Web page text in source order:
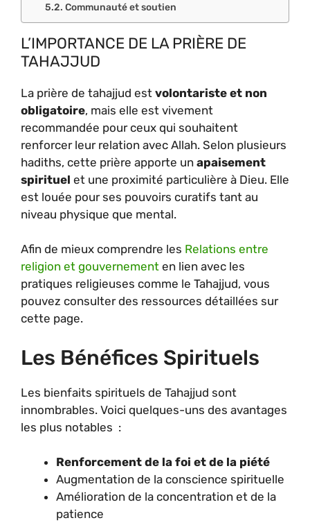
Communauté et soutien
L’IMPORTANCE DE LA PRIÈRE DE
TAHAJJUD
La prière de tahajjud est volontariste et non
obligatoire, mais elle est vivement
recommandée pour ceux qui souhaitent
renforcer leur relation avec Allah. Selon plusieurs
hadiths, cette prière apporte un apaisement
spirituel et une proximité particulière à Dieu. Elle
est louée pour ses pouvoirs curatifs tant au
niveau physique que mental.
Afin de mieux comprendre les Relations entre
religion et gouvernement en lien avec les
pratiques religieuses comme le Tahajjud, vous
pouvez consulter des ressources détaillées sur
cette page.
Les Bénéfices Spirituels
Les bienfaits spirituels de Tahajjud sont
innombrables. Voici quelques-uns des avantages
les plus notables :
Renforcement de la foi et de la piété
Augmentation de la conscience spirituelle
Amélioration de la concentration et de la
patience